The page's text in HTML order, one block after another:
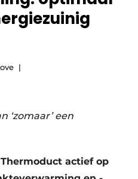
‘zomaar’ een
actief op